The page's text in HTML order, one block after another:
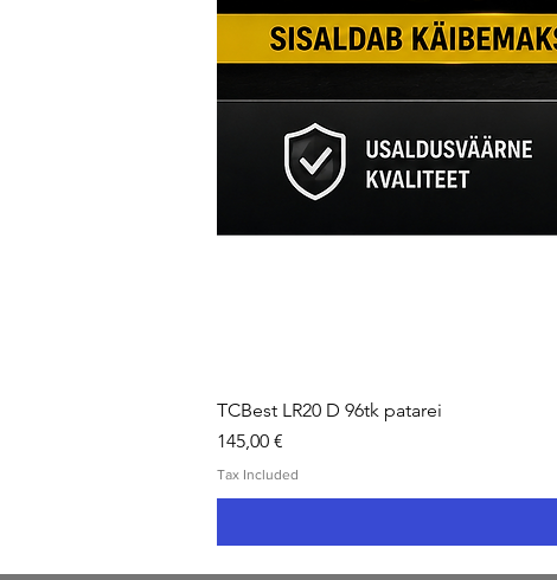
TCBest LR20 D 96tk patarei
Price
145,00 €
Tax Included